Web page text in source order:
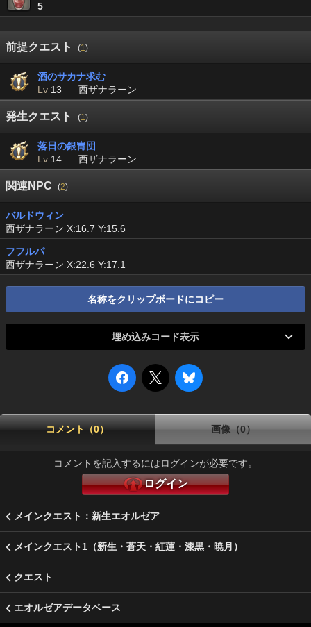
5
前提クエスト (1)
酒のサカナ求む
Lv 13 西ザナラーン
発生クエスト (1)
落日の銀冑団
Lv 14 西ザナラーン
関連NPC (2)
バルドウィン
西ザナラーン X:16.7 Y:15.6
フフルパ
西ザナラーン X:22.6 Y:17.1
名称をクリップボードにコピー
埋め込みコード表示
コメント（0） 画像（0）
コメントを記入するにはログインが必要です。
ログイン
メインクエスト：新生エオルゼア
メインクエスト1（新生・蒼天・紅蓮・漆黒・暁月）
クエスト
エオルゼアデータベース